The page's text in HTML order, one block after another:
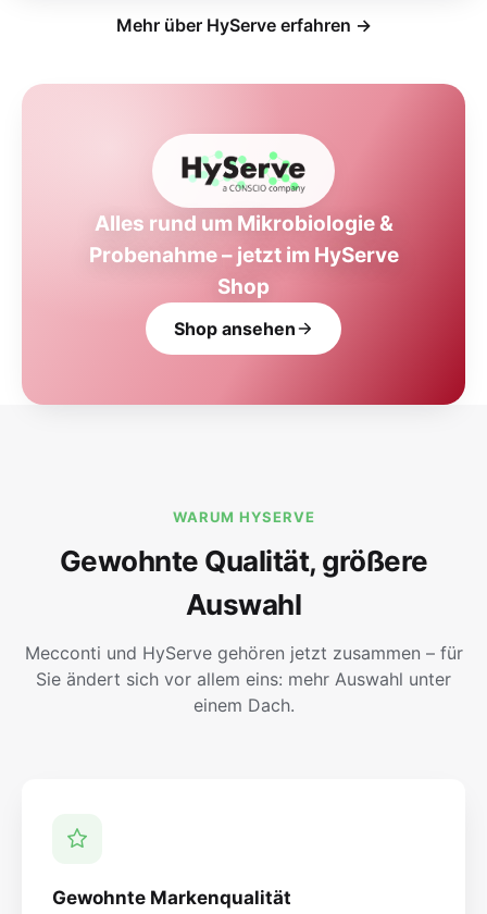
Mehr über HyServe erfahren →
Alles rund um Mikrobiologie &
Probenahme – jetzt im HyServe
Shop
Shop ansehen
WARUM HYSERVE
Gewohnte Qualität, größere
Auswahl
Mecconti und HyServe gehören jetzt zusammen – für
Sie ändert sich vor allem eins: mehr Auswahl unter
einem Dach.
Gewohnte Markenqualität